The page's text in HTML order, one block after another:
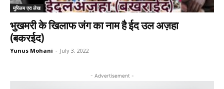
मुस्लिम एरा लेख
भुखमरी के खिलाफ जंग का नाम है ईद उल अज़हा
(बकरईद)
Yunus Mohani - July 3, 2022
- Advertisement -